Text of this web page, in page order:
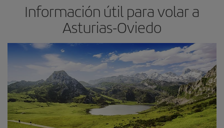
Información útil para volar a
Asturias-Oviedo